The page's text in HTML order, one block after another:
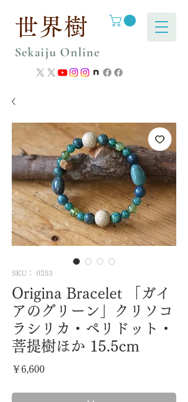
世界樹
Sekaiju Online
SKU： 0253
Origina Bracelet 「ガイ
アのグリーン」クリソコ
ラシリカ・ペリドット・
菩提樹ほか 15.5cm
￥6,600価